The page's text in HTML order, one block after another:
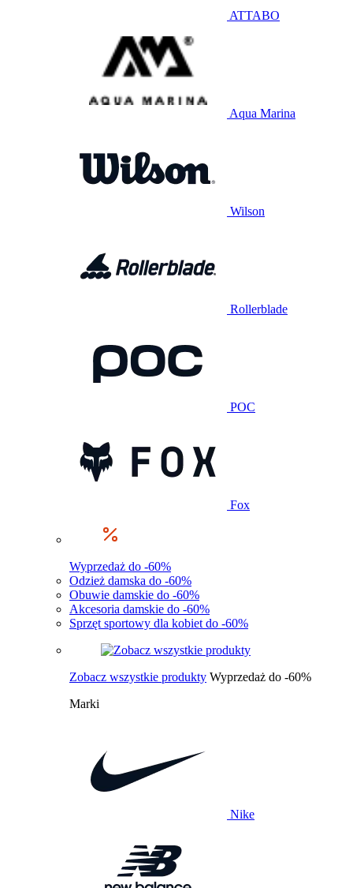
ATTABO
Aqua Marina
Wilson
Rollerblade
POC
Fox
Wyprzedaż do -60%
Odzież damska do -60%
Obuwie damskie do -60%
Akcesoria damskie do -60%
Sprzęt sportowy dla kobiet do -60%
Zobacz wszystkie produkty Wyprzedaż do -60%
Marki
Nike